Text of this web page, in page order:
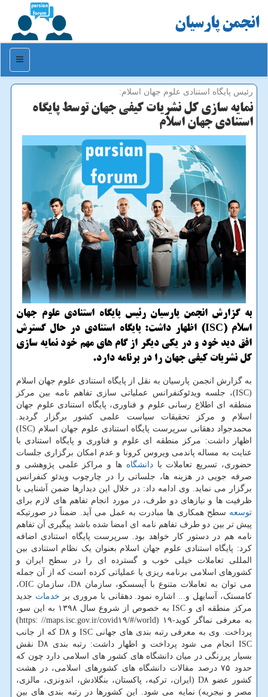
انجمن پارسیان
منو
رئیس پایگاه استنادی علوم جهان اسلام:
نمایه سازی كل نشریات كیفی جهان توسط پایگاه
استنادی جهان اسلام
به گزارش انجمن پارسیان رئیس پایگاه استنادی علوم جهان
اسلام (ISC) اظهار داشت: پایگاه استنادی در حال گسترش
افق دید خود و در یكی دیگر از گام های مهم خود نمایه سازی
كل نشریات كیفی جهان را در برنامه دارد.
به گزارش انجمن پارسیان به نقل از پایگاه استنادی علوم جهان اسلام
(ISC)، جلسه ویدئوکنفرانس عملیاتی سازی تفاهم نامه بین مرکز
منطقه ای اطلاع رسانی علوم و فناوری، پایگاه استنادی علوم جهان
اسلام و مرکز تحقیقات سیاست علمی کشور برگزار گردید.
محمدجواد دهقانی سرپرست پایگاه استنادی علوم جهان اسلام (ISC)
اظهار داشت: مرکز منطقه ای علوم و فناوری و پایگاه استنادی با
عنایت به مساله پاندمی ویروس کرونا و عدم امکان برگزاری جلسات
حضوری، تسریع تعاملات بادانشگاه ها و مراکز علمی پژوهشی و
صرفه جویی در هزینه ها، جلساتی را در چارچوب ویدئو کنفرانس
برگزار می نماید. وی ادامه داد: در خلال این دیدارها ضمن آشنایی با
ظرفیت ها و نیازهای دو طرف، در مورد انجام تفاهم های لازم برای
توسعه سطح همکاری ها مبادرت به عمل می آید. ضمناً در صورتیکه
پیش تر بین دو طرف تفاهم نامه ای امضا شده باشد پیگیری آن تفاهم
نامه هم در دستور کار خواهد بود. سرپرست پایگاه استنادی اضافه
کرد: پایگاه استنادی علوم جهان اسلام بعنوان یک نظام استنادی بین
المللی تعاملات خیلی خوب و گسترده ای را در سطح ایران و
کشورهای اسلامی برنامه ریزی یا عملیاتی کرده است که از آن جمله
می توان به تعاملات متنوع با آیسسکو، سازمان D۸، سازمان OIC،
کامستک، آسایهل و... اشاره نمود. دهقانی با مروری بر خدمات جدید
مرکز منطقه ای و ISC به خصوص از شروع سال ۱۳۹۸ به این سو،
به معرفی نماگر کوید-۱۹ (https: //maps.isc.gov.ir/covid۱۹/#/world)
پرداخت. وی به معرفی رتبه بندی های جهانی ISC و D۸ که از جانب
ISC انجام می شود پرداخت و اظهار داشت: رتبه بندی D۸ نقش
بسیار پررنگی در میان دانشگاه های کشور های اسلامی دارد چون که
حدود ۷۵ درصد مقالات دانشگاه های کشورهای اسلامی، در هشت
کشور عضو D۸ (ایران، ترکیه، پاکستان، بنگلادش، اندونزی، مالزی،
مصر و نیجریه) نمایه می شود. این کشورها در رتبه بندی های بین